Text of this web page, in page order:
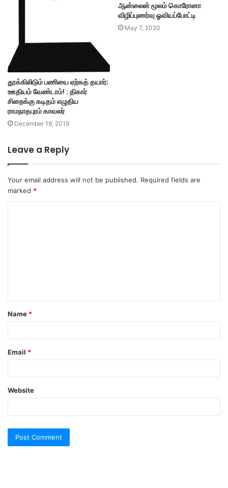
தூக்கிலிடும் பணியை ஏற்கத் தயார்;
ஊதியம் வேண்டாம்! : திகார்
சிறைக்கு கடிதம் எழுதிய
ராமநாதபுரம் காவலர்
December 19, 2019
ஆன்லைன் மூலம் கொரோனா
விழிப்புணர்வு ஓவியப்போட்டி
May 7, 2020
Leave a Reply
Your email address will not be published. Required fields are
marked *
t
*
Name *
Email *
Website